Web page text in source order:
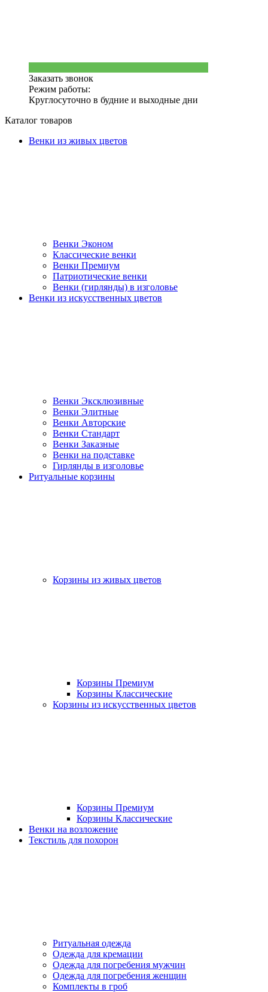
Заказать звонок
Режим работы:
Круглосуточно в будние и выходные дни
Каталог товаров
Венки из живых цветов
Венки Эконом
Классические венки
Венки Премиум
Патриотические венки
Венки (гирлянды) в изголовье
Венки из искусственных цветов
Венки Эксклюзивные
Венки Элитные
Венки Авторские
Венки Стандарт
Венки Заказные
Венки на подставке
Гирлянды в изголовье
Ритуальные корзины
Корзины из живых цветов
Корзины Премиум
Корзины Классические
Корзины из искусственных цветов
Корзины Премиум
Корзины Классические
Венки на возложение
Текстиль для похорон
Ритуальная одежда
Одежда для кремации
Одежда для погребения мужчин
Одежда для погребения женщин
Комплекты в гроб